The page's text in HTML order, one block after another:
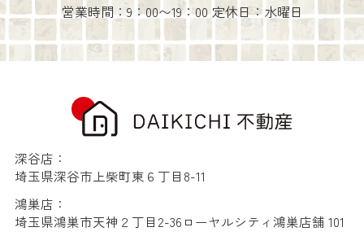
営業時間：9：00〜19：00 定休日：水曜日
深谷店：
埼玉県深谷市上柴町東６丁目8-11
鴻巣店：
埼玉県鴻巣市天神２丁目2-36ローヤルシティ鴻巣店舗 101